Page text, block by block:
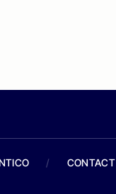
/ CONTACT